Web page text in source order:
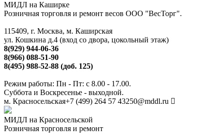
МИДЛ на Каширке
Розничная торговля и ремонт весов ООО "ВесТорг".
115409, г. Москва, м. Каширская
ул. Кошкина д.4 (вход со двора, цокольный этаж)
8(929) 944-06-36
8(966) 088-51-90
8(495) 988-52-88 (доб. 125)
Режим работы: Пн - Пт: с 8.00 - 17.00.
Суббота и Воскресенье - выходной.
м. Красносельская+7 (499) 264 57 43250@mddl.ru
МИДЛ на Красносельской
Розничная торговля и ремонт